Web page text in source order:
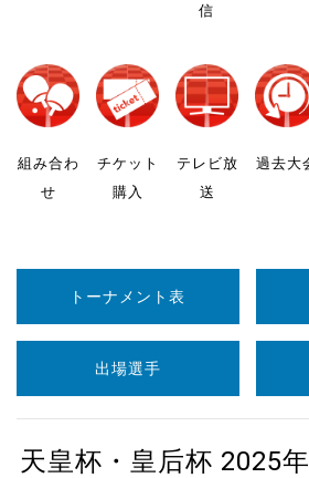
信
組み合わ
せ
チケット
購入
テレビ放
送
過去大
トーナメント表
出場選手
天皇杯・皇后杯 2025